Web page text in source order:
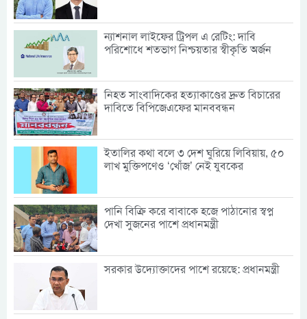
ন্যাশনাল লাইফের ট্রিপল এ রেটিং: দাবি
পরিশোধে শতভাগ নিশ্চয়তার স্বীকৃতি অর্জন
নিহত সাংবাদিকের হত্যাকাণ্ডের দ্রুত বিচারের
দাবিতে বিপিজেএফের মানববন্ধন
ইতালির কথা বলে ৩ দেশ ঘুরিয়ে লিবিয়ায়, ৫০
লাখ মুক্তিপণেও ‘খোঁজ’ নেই যুবকের
পানি বিক্রি করে বাবাকে হজে পাঠানোর স্বপ্ন
দেখা সুজনের পাশে প্রধানমন্ত্রী
সরকার উদ্যোক্তাদের পাশে রয়েছে: প্রধানমন্ত্রী